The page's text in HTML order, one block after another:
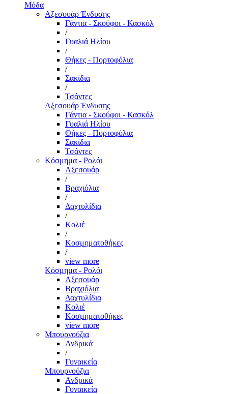
Μόδα
Αξεσουάρ Ένδυσης
Γάντια - Σκούφοι - Κασκόλ
/
Γυαλιά Ηλίου
/
Θήκες - Πορτοφόλια
/
Σακίδια
/
Τσάντες
Αξεσουάρ Ένδυσης
Γάντια - Σκούφοι - Κασκόλ
Γυαλιά Ηλίου
Θήκες - Πορτοφόλια
Σακίδια
Τσάντες
Κόσμημα - Ρολόι
Αξεσουάρ
/
Βραχιόλια
/
Δαχτυλίδια
/
Κολιέ
/
Κοσμηματοθήκες
/
view more
Κόσμημα - Ρολόι
Αξεσουάρ
Βραχιόλια
Δαχτυλίδια
Κολιέ
Κοσμηματοθήκες
view more
Μπουρνούζια
Ανδρικά
/
Γυναικεία
Μπουρνούζια
Ανδρικά
Γυναικεία